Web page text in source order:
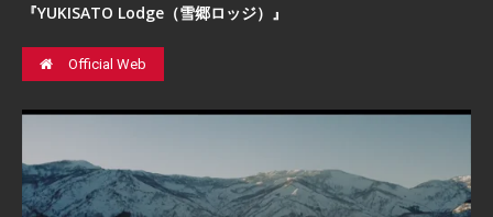
『YUKISATO Lodge（雪郷ロッジ）』
Official Web